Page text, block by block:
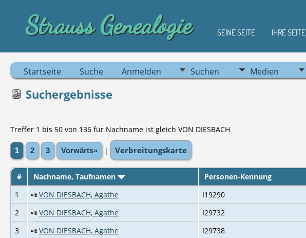
Strauss Genealogie SEINE SEITE IHRE SEITE
Startseite Suche Anmelden Suchen Medien
Suchergebnisse
Treffer 1 bis 50 von 136 für Nachname ist gleich VON DIESBACH
1 2 3 Vorwärts» | Verbreitungskarte
# Nachname, Taufnamen Personen-Kennung
1
VON DIESBACH, Agathe I19290
2
VON DIESBACH, Agathe I29732
3
VON DIESBACH, Agathe I29738